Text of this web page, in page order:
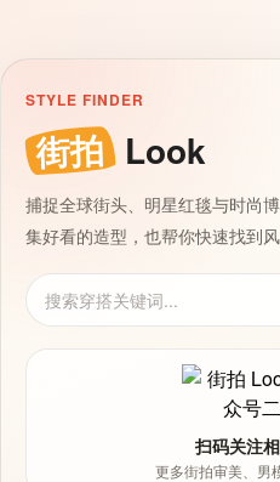
STYLE FINDER
街拍 Look
捕捉全球街头、明星红毯与时尚
集好看的造型，也帮你快速找到风
扫码关注
更多街拍审美、男